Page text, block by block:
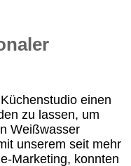
einen
zu lassen, um
Weißwasser
unserem seit mehr
Marketing, konnten